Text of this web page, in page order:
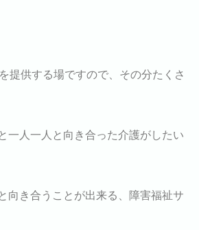
提供する場ですので、その分たくさ
一人一人と向き合った介護がしたい
向き合うことが出来る、障害福祉サ